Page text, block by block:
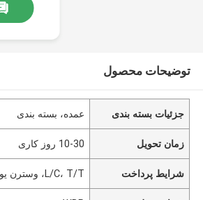
توضیحات محصول
جزئیات بسته بندی عمده، بسته بندی
زمان تحویل 10-30 روز کاری
شرایط پرداخت L/C، T/T، وسترن یونیون